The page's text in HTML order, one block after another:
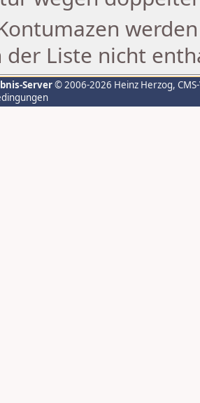
der Liste nicht
Server© 2006-2026 Heinz Herzog,